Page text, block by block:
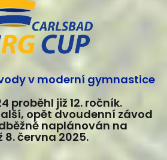
v moderní gymnastice
proběhl již 12. ročník.
opět dvoudenní závod
naplánován na
8. června 2025.